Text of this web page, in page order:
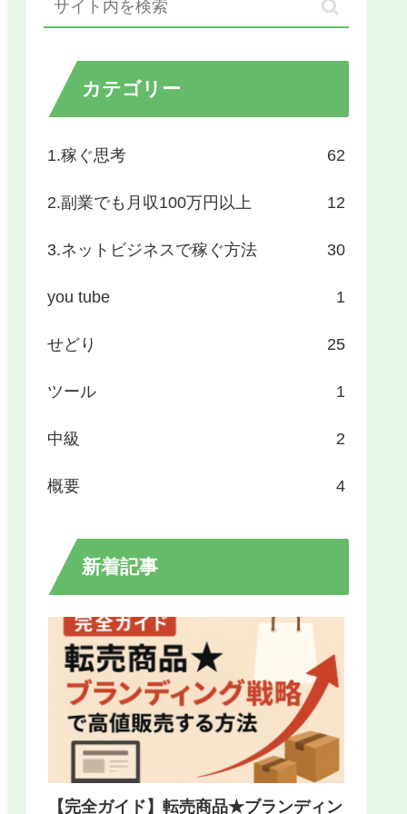
カテゴリー
1.稼ぐ思考 62
2.副業でも月収100万円以上 12
3.ネットビジネスで稼ぐ方法 30
you tube 1
せどり 25
ツール 1
中級 2
概要 4
新着記事
【完全ガイド】転売商品★ブランディン